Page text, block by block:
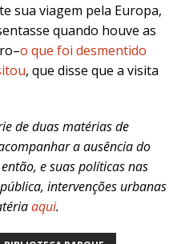
sua viagem pela Europa,
quando houve as
o que foi desmentido
, que disse que a visita
de duas matérias de
a ausência do
e suas políticas nas
intervenções urbanas
aqui.